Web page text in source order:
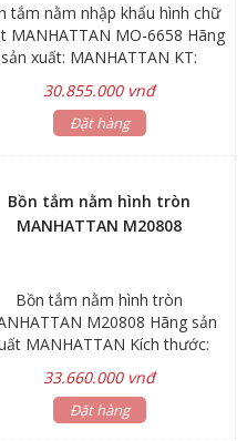
tắm nằm nhập khẩu hình chữ
MANHATTAN MO-6658 Hãng
sản xuất: MANHATTAN KT:
Chất
Acrylic Màu sắc: trắng+đen Độ
3.0mm Trọng lượng: 46kg Thể
bao gồm bộ xả Bảo hành: Sản
5 năm Linh kiện, phụ kiện 1
năm
30.855.000 vnđ
Đặt hàng
Bồn tắm nằm hình tròn
MANHATTAN M20808
Bồn tắm nằm hình tròn
M20808 Hãng sản
MANHATTAN Kích thước:
Trọng lượng: 40kg
tích: 270L *Có bửng che *Gía
tắm nằm chưa bao gồm vòi
33.660.000 vnđ
Đặt hàng